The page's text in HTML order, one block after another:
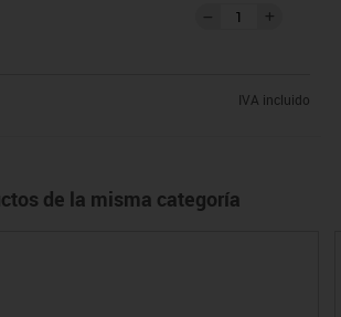
IVA incluido
de la misma categoría